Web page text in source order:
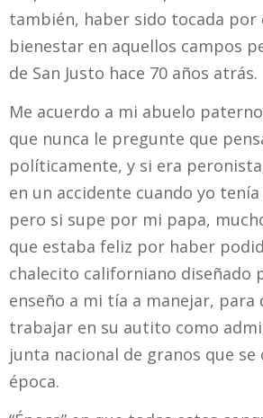
también, haber sido tocada por
bienestar en aquellos campos
de San Justo hace 70 años atrás.
Me acuerdo a mi abuelo
que nunca le pregunte que
políticamente, y si era
en un accidente cuando yo
pero si supe por mi papa,
que estaba feliz por haber
chalecito californiano diseñado
enseño a mi tía a manejar, para
trabajar en su autito como
junta nacional de granos que se
época.